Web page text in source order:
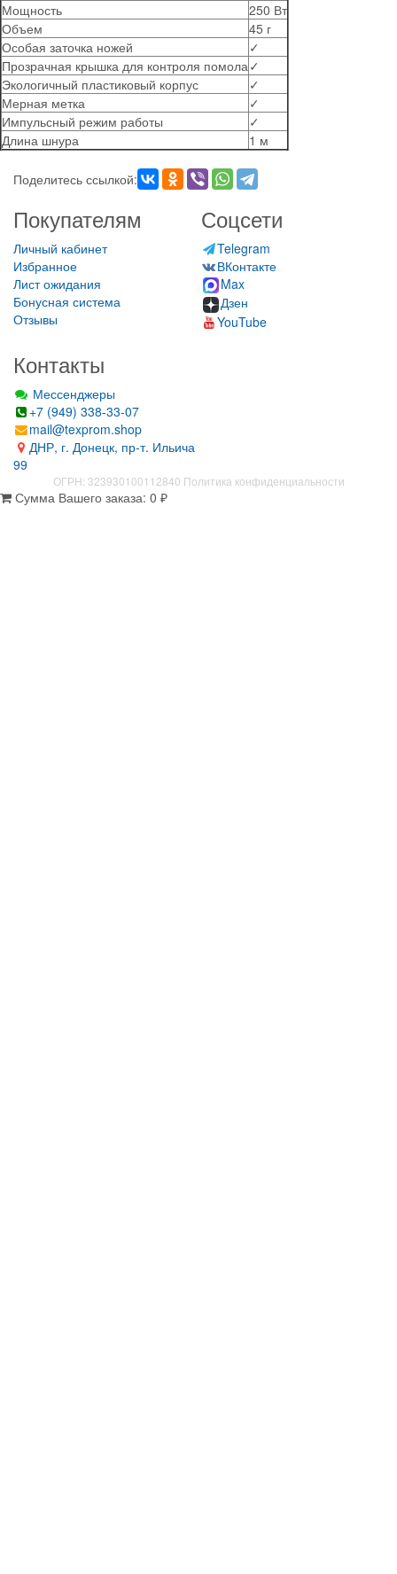
Мощность
250 Вт
Объем
45 г
Особая заточка ножей
✓
Прозрачная крышка для контроля помола✓
Экологичный пластиковый корпус
✓
Мерная метка
✓
Импульсный режим работы
✓
Длина шнура
1 м
Поделитесь ссылкой:
Покупателям
Личный кабинет
Избранное
Лист ожидания
Бонусная система
Отзывы
Соцсети
Telegram
ВКонтакте
Max
Дзен
YouTube
Контакты
Мессенджеры
+7 (949) 338-33-07
mail@texprom.shop
ДНР, г. Донецк, пр-т. Ильича
99
ОГРН: 323930100112840 Политика конфиденциальности
Сумма Вашего заказа: 0 ₽